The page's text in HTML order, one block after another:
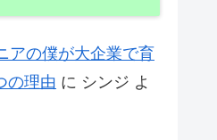
アの僕が大企業で育
の理由 に シンジ よ